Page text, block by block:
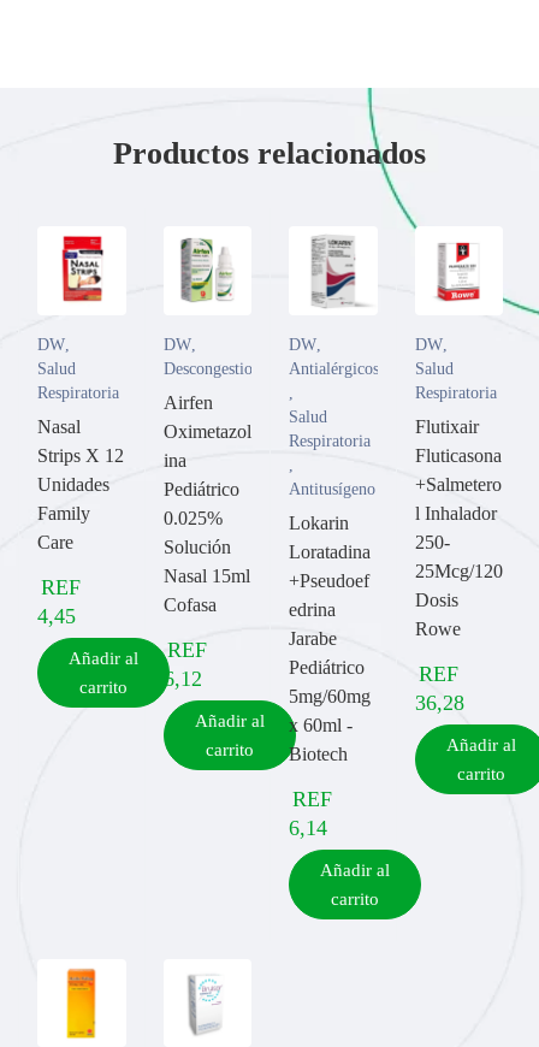
Productos relacionados
DW
Salud
Respiratoria
Nasal
Strips X 12
Unidades
Family
Care
REF
4,45
Añadir al
carrito
DW,
Descongestionantes
Airfen
Oximetazol
ina
Pediátrico
0.025%
Solución
Nasal 15ml
Cofasa
REF
6,12
Añadir al
carrito
DW
Antialérgicos
Salud
Respiratoria
Antitusígeno
Lokarin
Loratadina
+Pseudoef
edrina
Jarabe
Pediátrico
5mg/60mg
x 60ml -
Biotech
REF
6,14
Añadir al
carrito
DW,
Salud
Respiratoria
Flutixair
Fluticasona
+Salmetero
l Inhalador
250-
25Mcg/120
Dosis
Rowe
REF
36,28
Añadir al
carrito